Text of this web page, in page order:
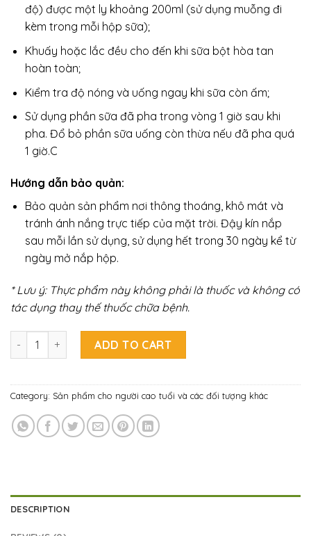
độ) được một ly khoảng 200ml (sử dụng muỗng đi
kèm trong mỗi hộp sữa);
Khuấy hoặc lắc đều cho đến khi sữa bột hòa tan
hoàn toàn;
Kiểm tra độ nóng và uống ngay khi sữa còn ấm;
Sử dụng phần sữa đã pha trong vòng 1 giờ sau khi
pha. Đổ bỏ phần sữa uống còn thừa nếu đã pha quá
1 giờ.C
Hướng dẫn bảo quản:
Bảo quản sản phẩm nơi thông thoáng, khô mát và
tránh ánh nắng trực tiếp của mặt trời. Đậy kín nắp
sau mỗi lần sử dụng, sử dụng hết trong 30 ngày kể từ
ngày mở nắp hộp.
* Lưu ý: Thực phẩm này không phải là thuốc và không có
tác dụng thay thế thuốc chữa bệnh.
TPBS Canxi Dr. Celine Canxi Care (Lon 900g) quantity
ADD TO CART
Category: Sản phẩm cho người cao tuổi và các đối tượng khác
DESCRIPTION